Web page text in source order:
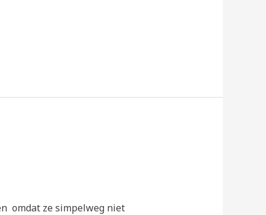
omdat ze simpelweg niet